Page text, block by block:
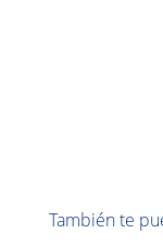
También te